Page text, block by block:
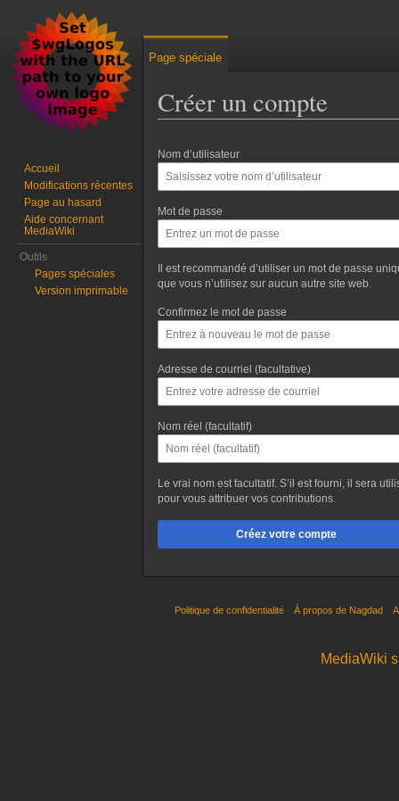
Créer un compte
Nom d’utilisateur
Mot de passe
Il est recommandé d’utiliser un mot de passe
que vous n’utilisez sur aucun autre site web.
Confirmez le mot de passe
Adresse de courriel (facultative)
Nom réel (facultatif)
Le vrai nom est facultatif. S’il est fourni, il sera
pour vous attribuer vos contributions.
Créez votre compte
Page spéciale
Accueil
Modifications récentes
Page au hasard
Aide concernant
MediaWiki
Outils
Pages spéciales
Version imprimable
Politique de confidentialité À propos de Nagdad
MediaWiki